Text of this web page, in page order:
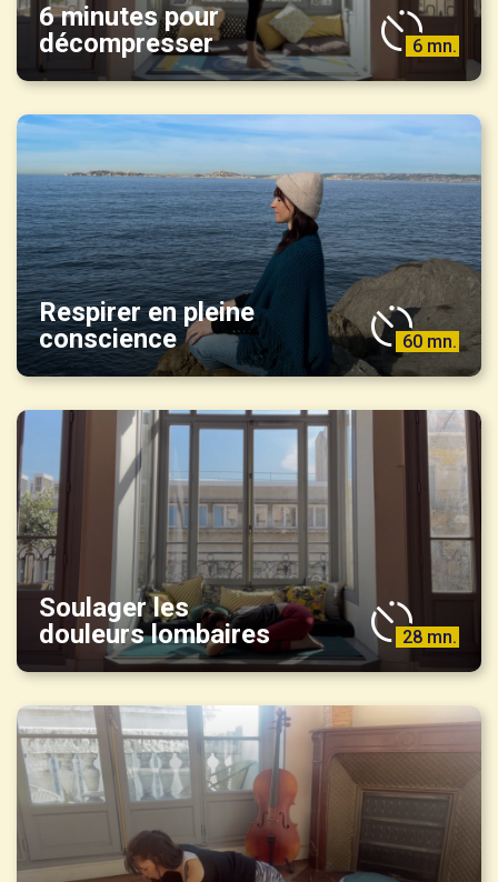
6 minutes pour
décompresser
6 mn.
Respirer en pleine
conscience
60 mn.
Soulager les
douleurs lombaires
28 mn.